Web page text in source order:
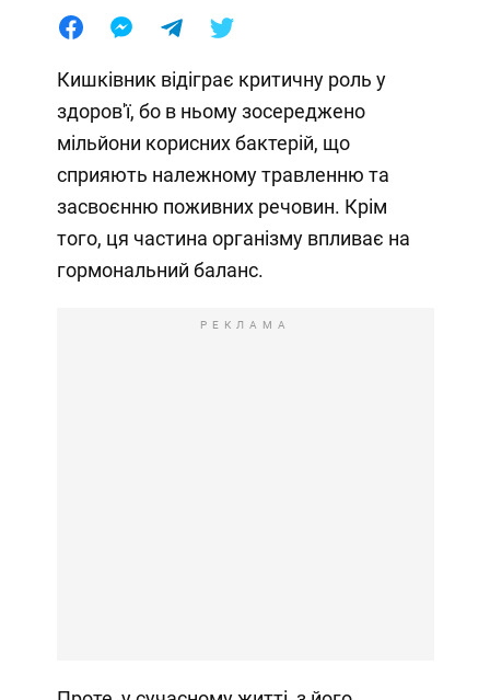
Кишківник відіграє критичну роль у
здоров'ї, бо в ньому зосереджено
мільйони корисних бактерій, що
сприяють належному травленню та
засвоєнню поживних речовин. Крім
того, ця частина організму впливає на
гормональний баланс.
РЕКЛАМА